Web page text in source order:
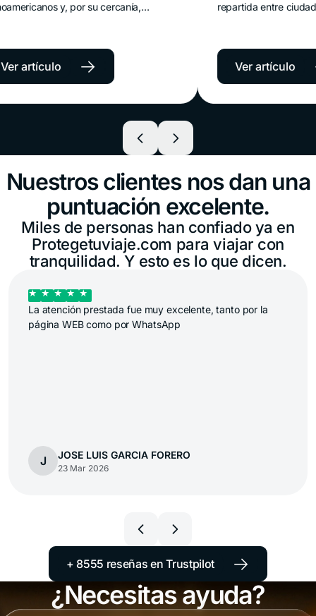
requisitos,
y, por su cercanía,
o el nordeste reciben
millones de turistas de la región
avión, en auto o en micro,
de que un destino vecino no
→
2026: por
plan
repartida entre ciudades
Orlando o las sedes del
millones de visitantes cada
ellos desde América Latina.
Ver artículo →
Nuestros clientes nos dan una
puntuación excelente.
Miles de personas han confiado ya en
Protegetuviaje.com para viajar con
tranquilidad. Y esto es lo que dicen.
Me guió Michelle Altube con un inconveniente en asentar
el servicio de Demora Feliz, el que fue solucionado de
J Juan Irizar
23 Mar 2026
+ 8555 reseñas en Trustpilot →
¿Necesitas ayuda?